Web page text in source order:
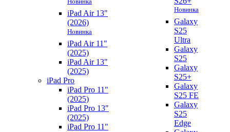
iPad Air 13"
(2026)
Новинка
iPad Air 11"
(2025)
iPad Air 13"
(2025)
iPad Pro
iPad Pro 11"
(2025)
iPad Pro 13"
(2025)
iPad Pro 11"
Новинка
Galaxy
S25
Ultra
Galaxy
S25
Galaxy
S25+
Galaxy
S25 FE
Galaxy
S25
Edge